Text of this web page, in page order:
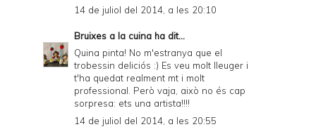
14 de juliol del 2014, a les 20:10
Bruixes a la cuina ha dit...
Quina pinta! No m'estranya que el
trobessin deliciós :) Es veu molt lleuger i
t'ha quedat realment mt i molt
professional. Però vaja, això no és cap
sorpresa: ets una artista!!!!
14 de juliol del 2014, a les 20:55